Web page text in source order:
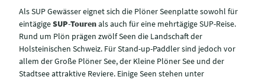
Als SUP Gewässer eignet sich die Plöner Seenplatte sowohl für
eintägigeSUP-Tourenals auch für eine mehrtägige SUP-Reise.
Rund um Plön prägen zwölf Seen die Landschaft der
Holsteinischen Schweiz. Für Stand-up-Paddler sind jedoch vor
allem der Große Plöner See, der Kleine Plöner See und der
Stadtsee attraktive Reviere. Einige Seen stehen unter